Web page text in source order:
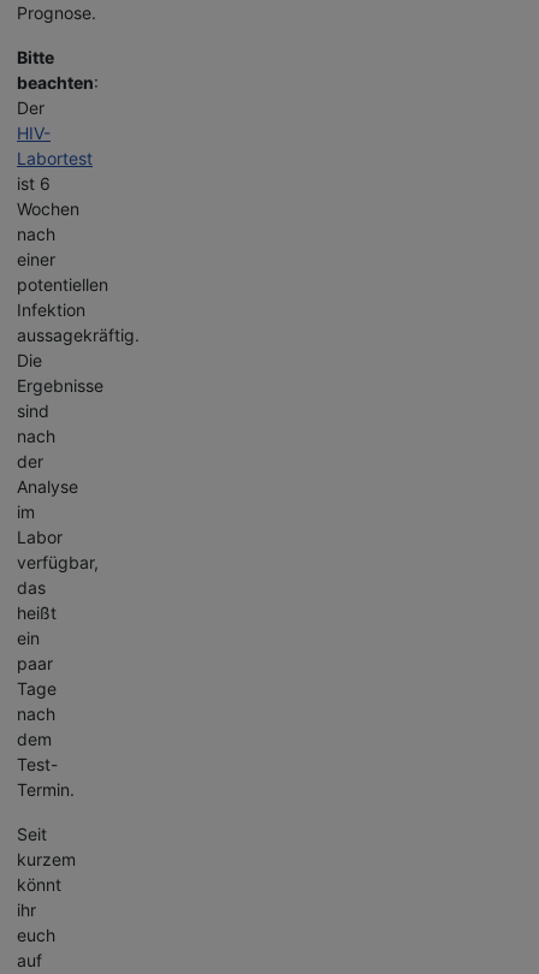
Prognose.
Bitte
beachten:
Der
HIV-
Labortest
ist 6
Wochen
nach
einer
potentiellen
Infektion
aussagekräftig.
Die
Ergebnisse
sind
nach
der
Analyse
im
Labor
verfügbar,
das
heißt
ein
paar
Tage
nach
dem
Test-
Termin.
Seit
kurzem
könnt
ihr
euch
auf